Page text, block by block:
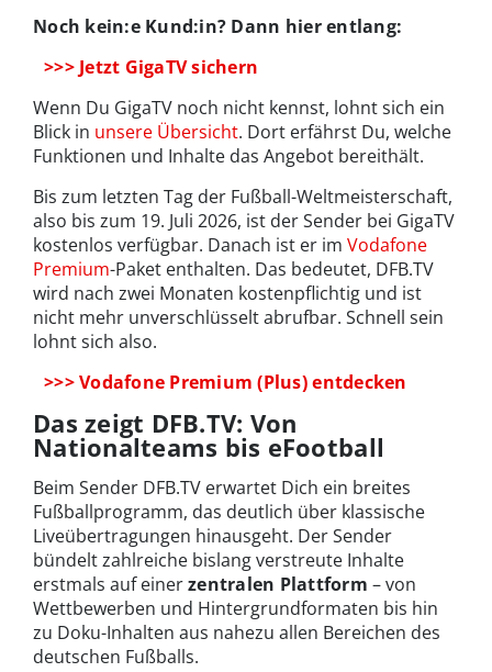
Noch kein:e Kund:in? Dann hier entlang:
>>> Jetzt GigaTV sichern
Wenn Du GigaTV noch nicht kennst, lohnt sich ein
Blick in unsere Übersicht. Dort erfährst Du, welche
Funktionen und Inhalte das Angebot bereithält.
Bis zum letzten Tag der Fußball-Weltmeisterschaft,
also bis zum 19. Juli 2026, ist der Sender bei GigaTV
kostenlos verfügbar. Danach ist er im Vodafone
Premium-Paket enthalten. Das bedeutet, DFB.TV
wird nach zwei Monaten kostenpflichtig und ist
nicht mehr unverschlüsselt abrufbar. Schnell sein
lohnt sich also.
>>> Vodafone Premium (Plus) entdecken
Das zeigt DFB.TV: Von
Nationalteams bis eFootball
Beim Sender DFB.TV erwartet Dich ein breites
Fußballprogramm, das deutlich über klassische
Liveübertragungen hinausgeht. Der Sender
bündelt zahlreiche bislang verstreute Inhalte
erstmals auf einerzentralen Plattform – von
Wettbewerben und Hintergrundformaten bis hin
zu Doku-Inhalten aus nahezu allen Bereichen des
deutschen Fußballs.